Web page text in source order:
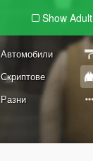
Show Adult
Автомобили
Скриптове
Разни